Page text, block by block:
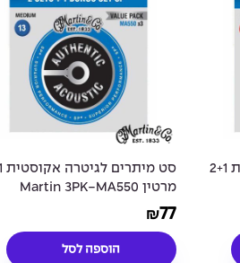
סט מיתרים לגיטרה אקוסטית 2+1
סט
מרטין Martin 3PK-MA550
Phosphor Bronze Acoustic
₪77
הוספה לסל